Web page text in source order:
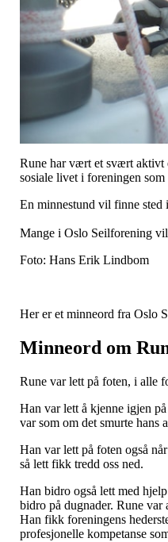
Rune har vært et svært aktivt
sosiale livet i foreningen
En minnestund vil finne sted
Mange i Oslo Seilforening vil
Foto: Hans Erik Lindbom
Her er et minneord fra Oslo
Minneord om
Rune var lett på foten, i alle
Han var lett å kjenne igjen
var som om det smurte hans
Han var lett på foten også
så lett fikk tredd oss ned.
Han bidro også lett med
bidro på dugnader. Rune var
Han fikk foreningens
profesjonelle kompetanse